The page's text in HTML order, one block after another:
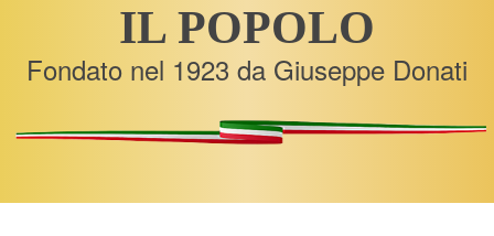
IL POPOLO
Fondato nel 1923 da Giuseppe Donati